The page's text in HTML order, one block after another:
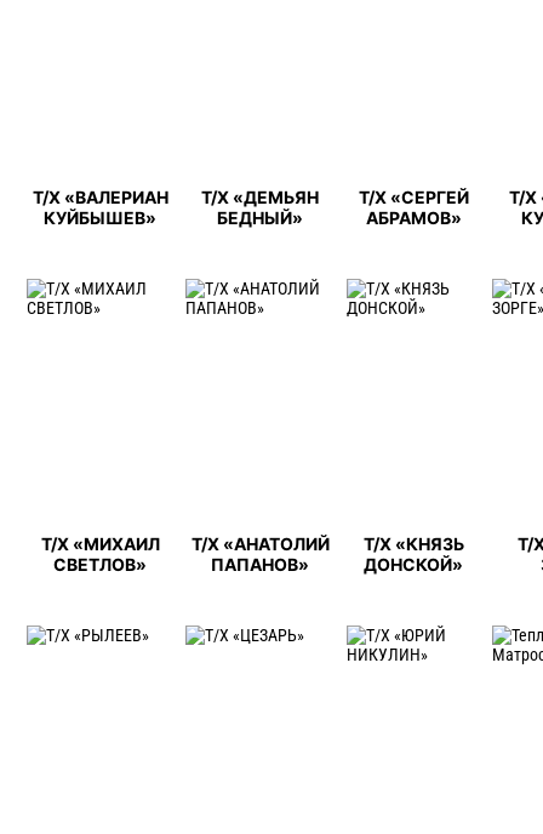
Т/Х «ВАЛЕРИАН
КУЙБЫШЕВ»
Т/Х «ДЕМЬЯН
БЕДНЫЙ»
Т/Х «СЕРГЕЙ
АБРАМОВ»
Т/Х
Т/Х «МИХАИЛ
СВЕТЛОВ»
Т/Х «АНАТОЛИЙ
ПАПАНОВ»
Т/Х «КНЯЗЬ
ДОНСКОЙ»
Т/